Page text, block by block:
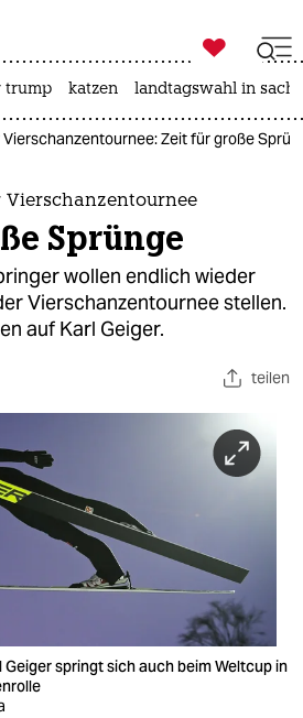
taz zahl ich
zahl ich

taz zahl ich
trump katzen landtagswahl in
Zeit für große
Vierschanzentournee
Sprünge
wollen endlich wieder
Vierschanzentournee stellen.
auf Karl Geiger.
teilen
springt sich auch beim Weltcup in